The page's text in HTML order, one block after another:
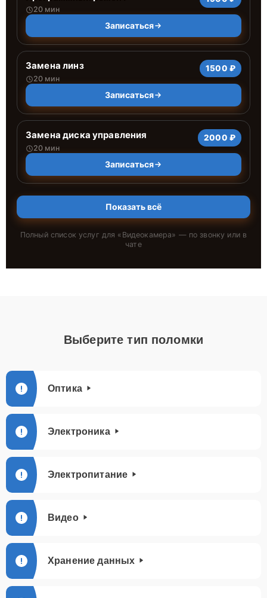
20 мин
Записаться
Замена линз
20 мин
1500 ₽
Записаться
Замена диска управления
20 мин
2000 ₽
Записаться
Показать всё
Полный список услуг для « Видеокамера» — по звонку или в
чате
Выберите тип поломки
Оптика
Электроника
Электропитание
Видео
Хранение данных